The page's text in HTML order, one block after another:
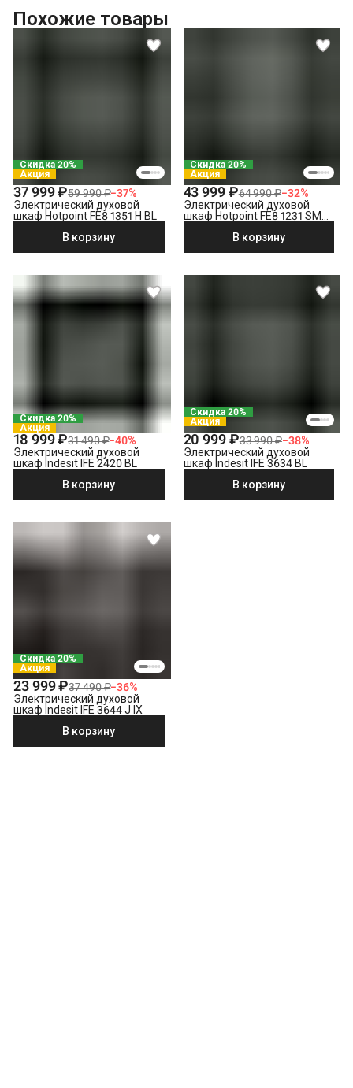
до МКАД, СПБ до КАД)
Подключение к готовым точкам электросети
Выезд мастера за административные пределы города
(МСК за МКАД, СПБ за КАД)
Утилизация техники
Похожие товары
Скидка 20%
Акция
37 999 ₽59 990 ₽−37%
Электрический духовой
шкаф Hotpoint FE8 1351 H BL
В корзину
Скидка 20%
Акция
43 999 ₽64 990 ₽−32%
Электрический духовой
шкаф Hotpoint FE8 1231 SMP
В корзину
Скидка 20%
Акция
18 999 ₽31 490 ₽−40%
Электрический духовой
шкаф Indesit IFE 2420 BL
В корзину
Скидка 20%
Акция
20 999 ₽33 990 ₽−38%
Электрический духовой
шкаф Indesit IFE 3634 BL
В корзину
Скидка 20%
Акция
23 999 ₽37 490 ₽−36%
Электрический духовой
шкаф Indesit IFE 3644 J IX
В корзину